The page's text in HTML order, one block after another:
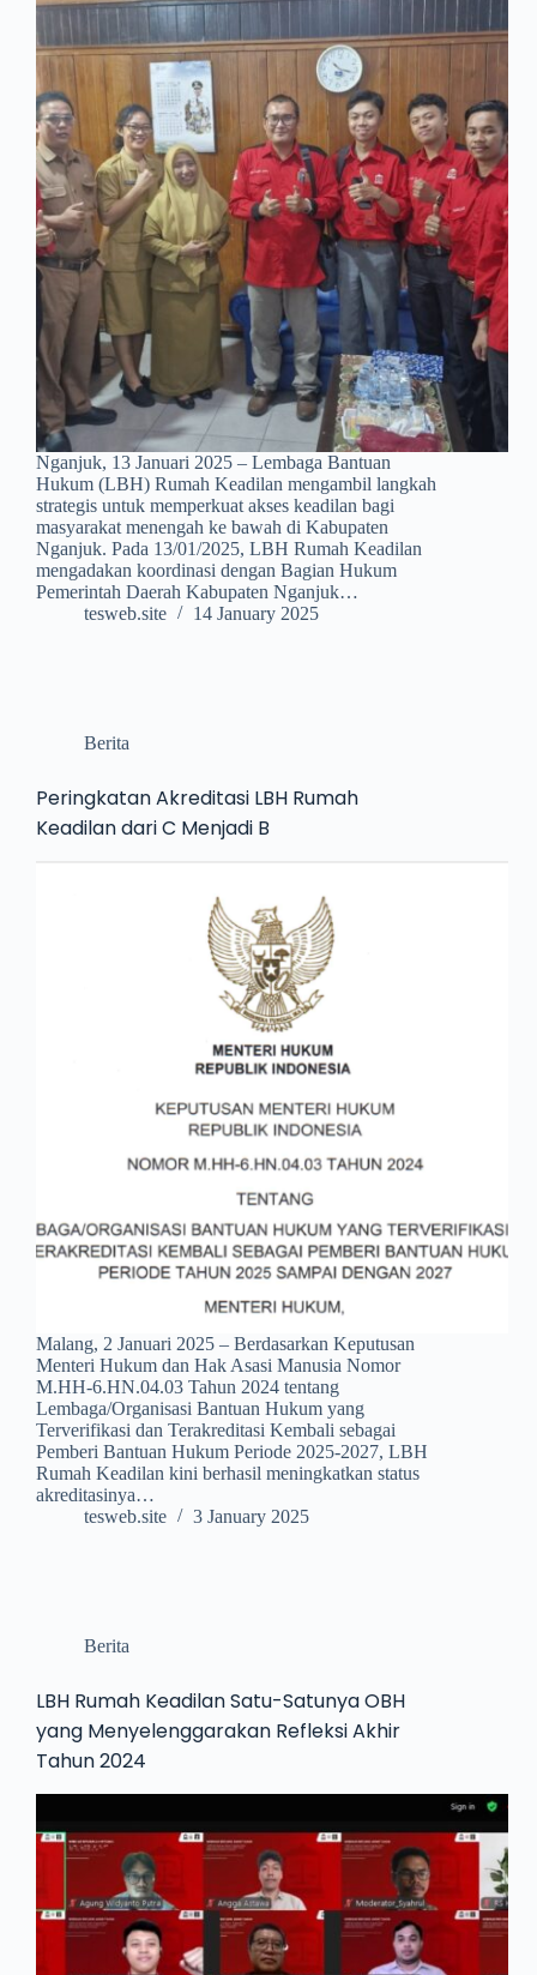
Nganjuk, 13 Januari 2025 – Lembaga Bantuan
Hukum (LBH) Rumah Keadilan mengambil langkah
strategis untuk memperkuat akses keadilan bagi
masyarakat menengah ke bawah di Kabupaten
Nganjuk. Pada 13/01/2025, LBH Rumah Keadilan
mengadakan koordinasi dengan Bagian Hukum
Pemerintah Daerah Kabupaten Nganjuk…
tesweb.site
14 January 2025
Berita
Peringkatan Akreditasi LBH Rumah
Keadilan dari C Menjadi B
Malang, 2 Januari 2025 – Berdasarkan Keputusan
Menteri Hukum dan Hak Asasi Manusia Nomor
M.HH-6.HN.04.03 Tahun 2024 tentang
Lembaga/Organisasi Bantuan Hukum yang
Terverifikasi dan Terakreditasi Kembali sebagai
Pemberi Bantuan Hukum Periode 2025-2027, LBH
Rumah Keadilan kini berhasil meningkatkan status
akreditasinya…
tesweb.site
3 January 2025
Berita
LBH Rumah Keadilan Satu-Satunya OBH
yang Menyelenggarakan Refleksi Akhir
Tahun 2024